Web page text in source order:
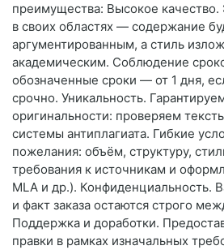
преимущества: Высокое качество.
в своих областях — содержание
аргументированным, а стиль
академическим. Соблюдение
обозначенные сроки — от 1 дня,
срочно. Уникальность.
оригинальности: проверяем
системы антиплагиата. Гибкие
пожелания: объём, структуру,
требования к источникам и
MLA и др.). Конфиденциальность.
и факт заказа остаются строго
Поддержка и доработки.
правки в рамках изначальных